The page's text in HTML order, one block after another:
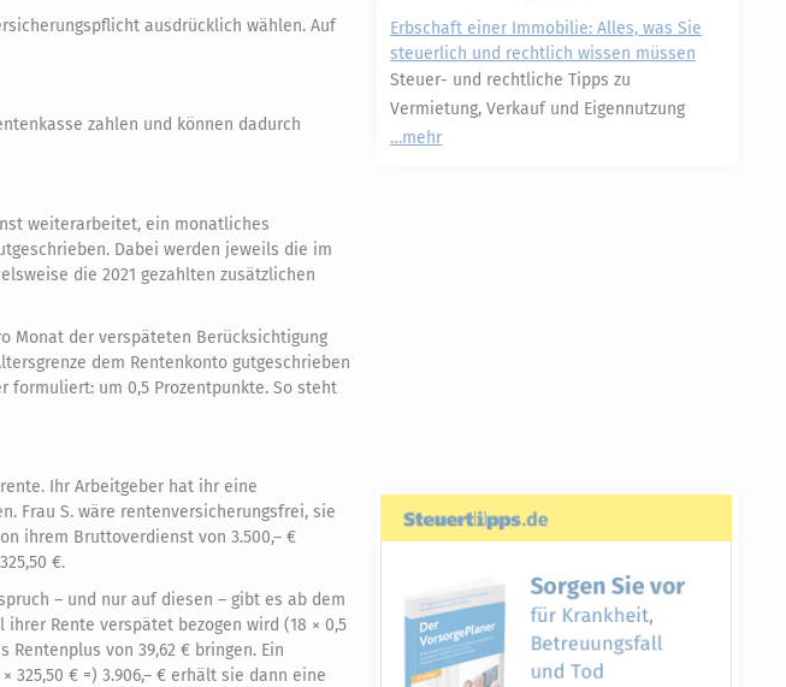
ausdrücklich wählen. Auf
zahlen und können dadurch
weiterarbeitet, ein monatliches
Dabei werden jeweils die im
die 2021 gezahlten zusätzlichen
Monat der verspäteten Berücksichtigung
dem Rentenkonto gutgeschrieben
formuliert: um 0,5 Prozentpunkte. So steht
Ihr Arbeitgeber hat ihr eine
Frau S. wäre rentenversicherungsfrei, sie
ihrem Bruttoverdienst von 3.500,– €
€.
– und nur auf diesen – gibt es ab dem
Rente verspätet bezogen wird (18 × 0,5
Rentenplus von 39,62 € bringen. Ein
325,50 € =) 3.906,– € erhält sie dann eine
Erbschaft einer Immobilie: Alles, was Sie
steuerlich und rechtlich wissen müssen
Steuer- und rechtliche Tipps zu
Vermietung, Verkauf und Eigennutzung
mehr